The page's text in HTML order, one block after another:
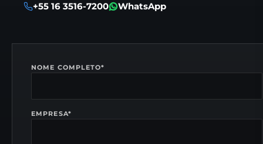
+55 16 3516-7200 WhatsApp
NOME COMPLETO*
EMPRESA*